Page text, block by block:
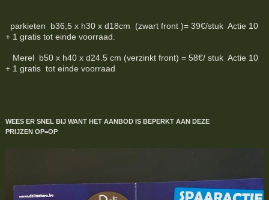
parkieten b36,5 x h30 x d18cm (zwart front )= 39€/stuk Actie 10
+ 1 gratis tot einde voorraad.
Merel b50 x h40 x d24.5 cm (verzinkt front) = 58€/ stuk Actie 10
+ 1 gratis tot einde voorraad
WEES ER SNEL BIJ WANT HET AANBOD IS BEPERKTAAN DEZE
PRIJZENOP=OP